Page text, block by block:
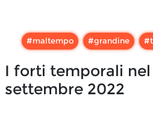
#maltempo #grandine #
I forti temporali nel
settembre 2022